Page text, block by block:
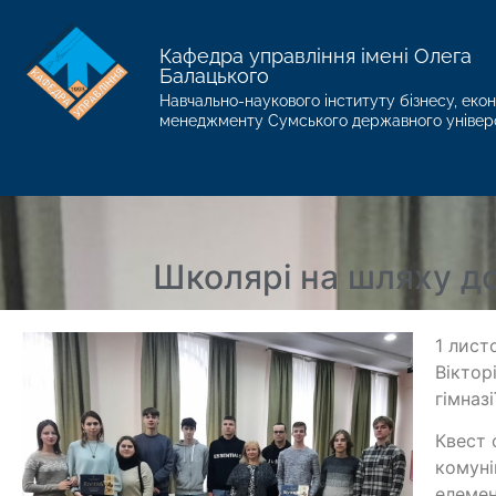
Кафедра управління імені Олега
Балацького
Навчально-наукового інституту бізнесу,
менеджменту Сумського державного
Школярі на шляху
1
Квест